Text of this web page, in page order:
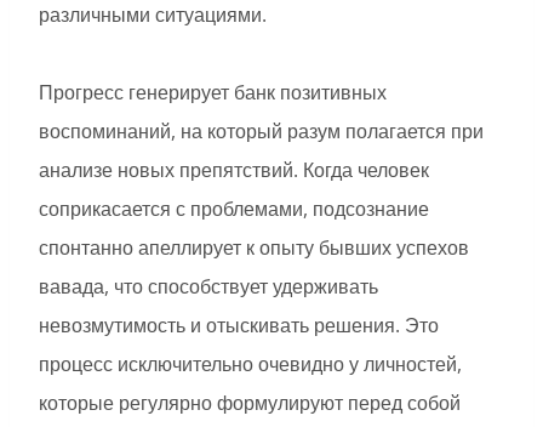
различными ситуациями.
Прогресс генерирует банк позитивных
воспоминаний, на который разум полагается при
анализе новых препятствий. Когда человек
соприкасается с проблемами, подсознание
спонтанно апеллирует к опыту бывших успехов
вавада, что способствует удерживать
невозмутимость и отыскивать решения. Это
процесс исключительно очевидно у личностей,
которые регулярно формулируют перед собой